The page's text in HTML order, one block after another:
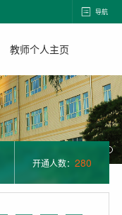
导航
教师个人主页
开通人数： 280